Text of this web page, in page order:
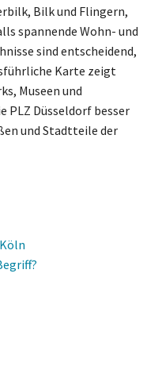
Bilk und Flingern,
spannende Wohn- und
sind entscheidend,
Karte zeigt
Museen und
PLZ Düsseldorf besser
und Stadtteile der